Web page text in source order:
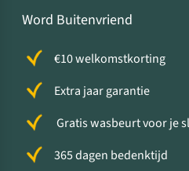
Word Buitenvriend
€10 welkomstkorting
Extra jaar garantie
Gratis wasbeurt voor je
365 dagen bedenktijd